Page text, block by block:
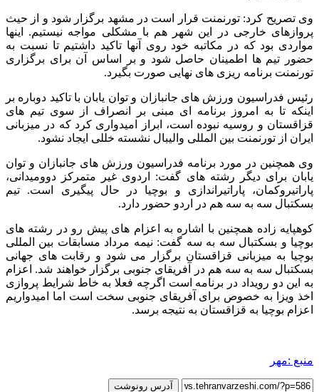
وی تصریح کرد: تورنمنت قرار است در مشهد برگزار شود و از حیث
پروازهای خارجی در این شهر هم با مشکلی مواجه نیستیم. اینها
مواردی بود که در مکاتبه خود روی آنها تاکید داشتیم تا نسبت به
حضور تیم ها اطمینان حاصل شود و بر اساس آن برای برگزاری
تورنمنت برنامه ریزی های نهایی صورت بگیرد.
رئیس فدراسیون ورزش های جانبازان و توان یابان با تاکید دوباره بر
اینکه تا به امروز برنامه ای مبنی بر انصراف از سوی تیم های
قزاقستان و روسیه نبوده است، ابراز امیدواری کرد که در میزبانی
ایران از تورنمنت بین المللی والیبال نشسته خللی ایجاد نشود.
وی همچنین در مورد برنامه فدراسیون ورزش های جانبازان و توان
یابان برای دیگر رشته های گفت: اردوی غیر متمرکز دوومیدانی،
پاراتیروکمان، پاراتیراندازی و بوچیا در حال پیگیری است. تیم
بسکتبال سه به سه هم در اردو حضور دارد.
کوهپایه زاده همچنین با اشاره به اعزام های پیش رو در رشته های
بوچیا و بسکتبال سه به سه گفت: نیمه مرداد مسابقات بین المللی
بوچیا به میزبانی قزاقستان برگزار می شود و رقابت های جهانی
بسکتبال سه به سه هم در آفریقای جنوبی برگزار خواهند شد. اعزام
به این دو رویداد در برنامه است اگرچه فعلا به خاط شرایط پروازی
اخذ ویزا به خصوص برای آفریقای جنوبی سخت است اما امیدواریم
اعزام بوچیا به قزاقستان به نتیجه برسد.
منبع :مهر
آدرس رونوشت